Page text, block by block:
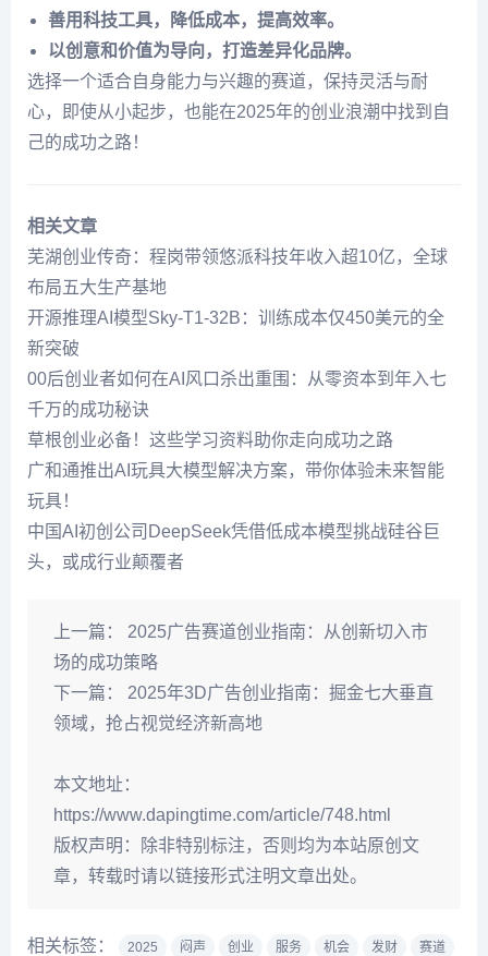
善用科技工具，降低成本，提高效率。
以创意和价值为导向，打造差异化品牌。
选择一个适合自身能力与兴趣的赛道，保持灵活与耐
心，即使从小起步，也能在2025年的创业浪潮中找到自
己的成功之路！
相关文章
芜湖创业传奇：程岗带领悠派科技年收入超10亿，全球
布局五大生产基地
开源推理AI模型Sky-T1-32B：训练成本仅450美元的全
新突破
00后创业者如何在AI风口杀出重围：从零资本到年入七
千万的成功秘诀
草根创业必备！这些学习资料助你走向成功之路
广和通推出AI玩具大模型解决方案，带你体验未来智能
玩具！
中国AI初创公司DeepSeek凭借低成本模型挑战硅谷巨
头，或成行业颠覆者
上一篇： 2025广告赛道创业指南：从创新切入市
场的成功策略
下一篇： 2025年3D广告创业指南：掘金七大垂直
领域，抢占视觉经济新高地
本文地址：
https://www.dapingtime.com/article/748.html
版权声明：
除非特别标注，否则均为本站原创文
章，转载时请以链接形式注明文章出处。
相关标签： 2025 闷声 创业 服务 机会 发财
赛道